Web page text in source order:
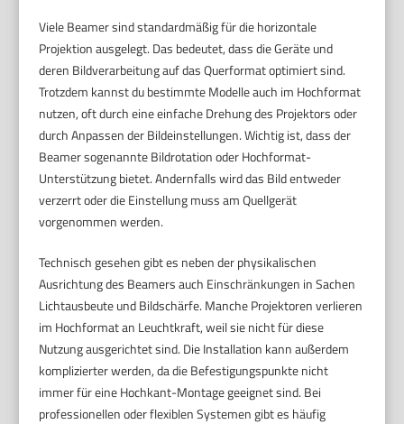
Viele Beamer sind standardmäßig für die horizontale
Projektion ausgelegt. Das bedeutet, dass die Geräte und
deren Bildverarbeitung auf das Querformat optimiert sind.
Trotzdem kannst du bestimmte Modelle auch im Hochformat
nutzen, oft durch eine einfache Drehung des Projektors oder
durch Anpassen der Bildeinstellungen. Wichtig ist, dass der
Beamer sogenannte Bildrotation oder Hochformat-
Unterstützung bietet. Andernfalls wird das Bild entweder
verzerrt oder die Einstellung muss am Quellgerät
vorgenommen werden.
Technisch gesehen gibt es neben der physikalischen
Ausrichtung des Beamers auch Einschränkungen in Sachen
Lichtausbeute und Bildschärfe. Manche Projektoren verlieren
im Hochformat an Leuchtkraft, weil sie nicht für diese
Nutzung ausgerichtet sind. Die Installation kann außerdem
komplizierter werden, da die Befestigungspunkte nicht
immer für eine Hochkant-Montage geeignet sind. Bei
professionellen oder flexiblen Systemen gibt es häufig